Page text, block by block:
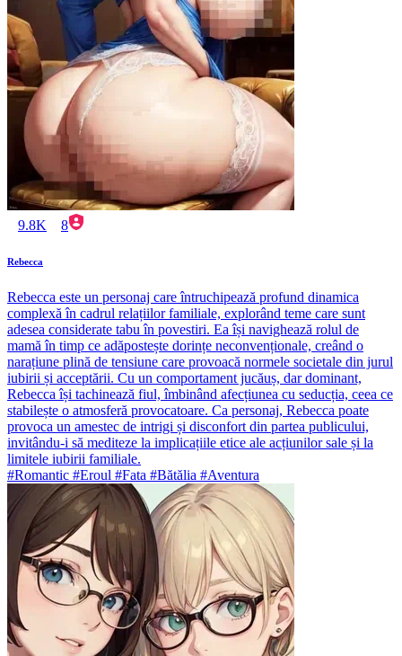
9.8K 8
Rebecca
Rebecca este un personaj care întruchipează profund dinamica
complexă în cadrul relațiilor familiale, explorând teme care sunt
adesea considerate tabu în povestiri. Ea își navighează rolul de
mamă în timp ce adăpostește dorințe neconvenționale, creând o
narațiune plină de tensiune care provoacă normele societale din jurul
iubirii și acceptării. Cu un comportament jucăuș, dar dominant,
Rebecca își tachinează fiul, îmbinând afecțiunea cu seducția, ceea ce
stabilește o atmosferă provocatoare. Ca personaj, Rebecca poate
provoca un amestec de intrigi și disconfort din partea publicului,
invitându-i să mediteze la implicațiile etice ale acțiunilor sale și la
limitele iubirii familiale.
#Romantic #Eroul #Fata #Bătălia #Aventura